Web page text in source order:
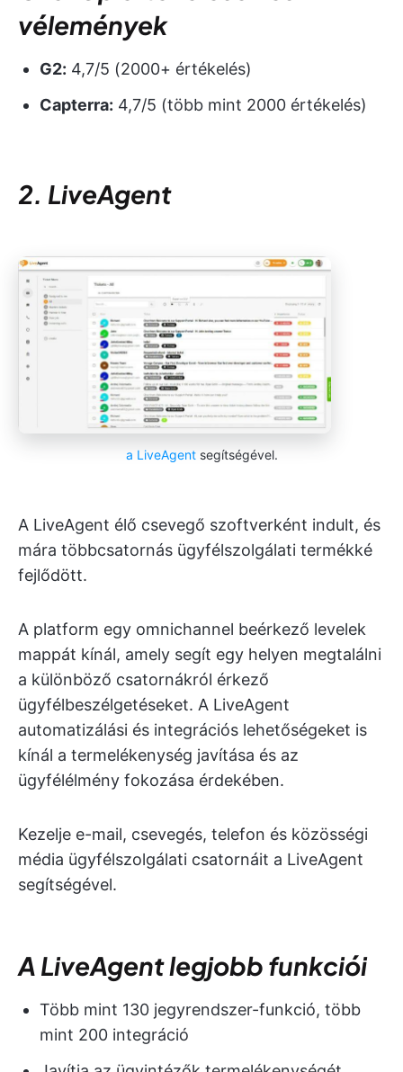
vélemények
G2: 4,7/5 (2000+ értékelés)
Capterra: 4,7/5 (több mint 2000 értékelés)
2. LiveAgent
a LiveAgentsegítségével.
A LiveAgent élő csevegő szoftverként indult, és
mára többcsatornás ügyfélszolgálati termékké
fejlődött.
A platform egy omnichannel beérkező levelek
mappát kínál, amely segít egy helyen megtalálni
a különböző csatornákról érkező
ügyfélbeszélgetéseket. A LiveAgent
automatizálási és integrációs lehetőségeket is
kínál a termelékenység javítása és az
ügyfélélmény fokozása érdekében.
Kezelje e-mail, csevegés, telefon és közösségi
média ügyfélszolgálati csatornáit a LiveAgent
segítségével.
A LiveAgent legjobb funkciói
Több mint 130 jegyrendszer-funkció, több
mint 200 integráció